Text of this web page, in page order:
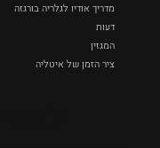
מדריך אודיו לגלריה בורגזה
דעות
המגזין
ציר הזמן של איטליה